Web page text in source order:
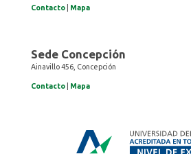
Contacto Mapa
Sede Concepción
Ainavillo 456, Concepción
Contacto Mapa